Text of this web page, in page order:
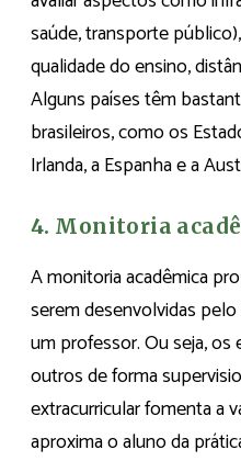
saúde, transporte
qualidade do ensino,
Alguns países têm
brasileiros, como os
Irlanda, a Espanha e a
4. Monitoria
A monitoria acadêmica
serem desenvolvidas
um professor. Ou seja,
outros de forma
extracurricular fomenta a
aproxima o aluno da